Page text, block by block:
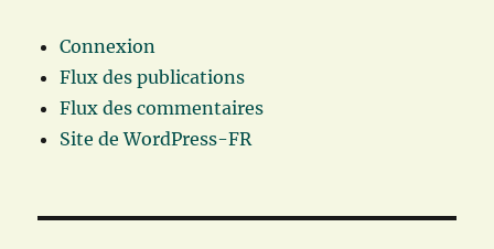
Connexion
Flux des publications
Flux des commentaires
Site de WordPress-FR